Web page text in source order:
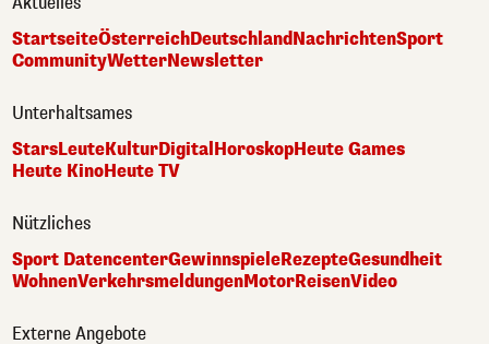
StartseiteÖsterreichDeutschlandNachrichtenSport
CommunityWetterNewsletter
Unterhaltsames
StarsLeuteKulturDigital HoroskopHeute Games
Heute KinoHeute TV
Nützliches
Sport DatencenterGewinnspieleRezepteGesundheit
WohnenVerkehrsmeldungenMotorReisenVideo
Externe Angebote